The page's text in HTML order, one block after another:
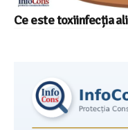
Ce este toxiinfecția